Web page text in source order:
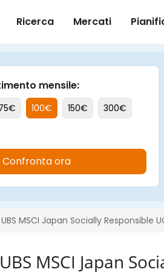
UBS MSCI Japan